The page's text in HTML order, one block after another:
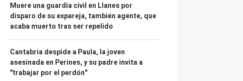
Muere una guardia civil en Llanes por
disparo de su expareja, también agente, que
acaba muerto tras ser repelido
Cantabria despide a Paula, la joven
asesinada en Perines, y su padre invita a
"trabajar por el perdón"